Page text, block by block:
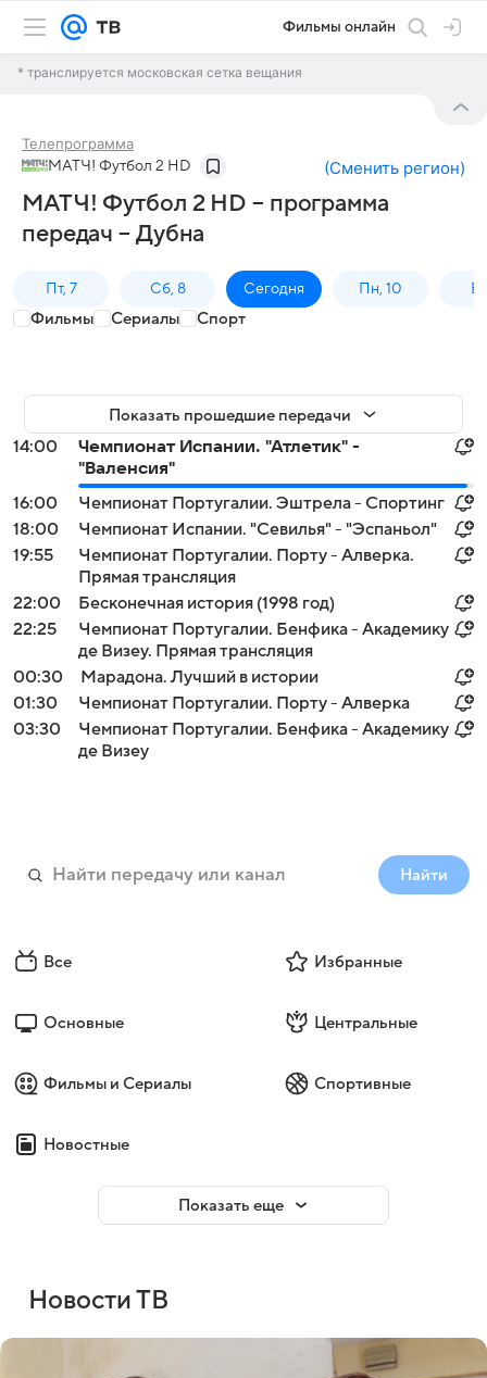
Фильмы онлайн
* транслируется московская сетка вещания
Телепрограмма
МАТЧ! Футбол 2 HD (Сменить регион)
МАТЧ! Футбол 2 HD – программа
передач – Дубна
Пт, 7 Сб, 8 Сегодня Пн, 10
Фильмы Сериалы Спорт
Показать прошедшие передачи
14:00
Чемпионат Испании. "Атлетик" -
"Валенсия"
16:00
Чемпионат Португалии. Эштрела - Спортинг
18:00
Чемпионат Испании. "Севилья" - "Эспаньол"
19:55
Чемпионат Португалии. Порту - Алверка.
Прямая трансляция
22:00
Бесконечная история (1998 год)
22:25
Чемпионат Португалии. Бенфика - Академику
де Визеу. Прямая трансляция
00:30
Марадона. Лучший в истории
01:30
Чемпионат Португалии. Порту - Алверка
03:30
Чемпионат Португалии. Бенфика - Академику
де Визеу
Найти
Все Избранные
Основные Центральные
Фильмы и Сериалы Спортивные
Новостные
Показать еще
Новости ТВ